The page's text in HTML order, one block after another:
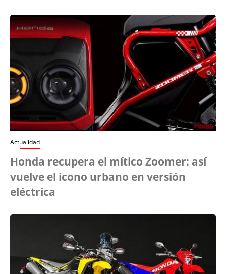
Actualidad
Honda recupera el mítico Zoomer: así
vuelve el icono urbano en versión
eléctrica